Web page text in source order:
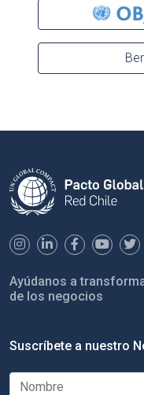
Ayúdanos a
de los negocios
Suscríbete a nuestro